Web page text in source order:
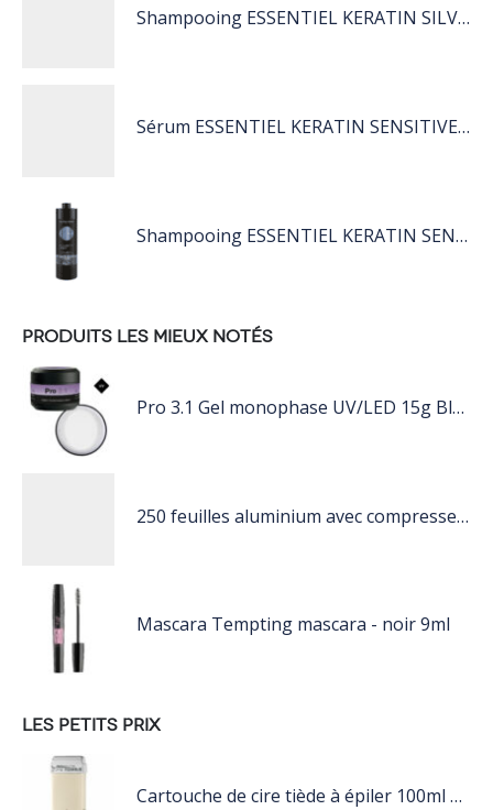
Shampooing ESSENTIEL KERATIN SILVER 250ML
Sérum ESSENTIEL KERATIN SENSITIVE 40 ML
Shampooing ESSENTIEL KERATIN SENSITIVE 1L
PRODUITS LES MIEUX NOTÉS
Pro 3.1 Gel monophase UV/LED 15g Blanc
250 feuilles aluminium avec compresse intégrée
Mascara Tempting mascara - noir 9ml
LES PETITS PRIX
Cartouche de cire tiède à épiler 100ml blanc